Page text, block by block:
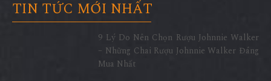
TIN TỨC MỚI NHẤT
9 Lý Do Nên Chọn Rượu Johnnie Walker
– Những Chai Rượu Johnnie Walker Đáng
Mua Nhất